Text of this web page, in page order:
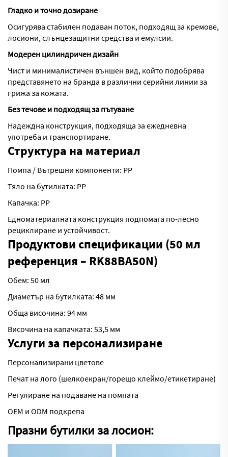
Гладко и точно дозиране
Осигурява стабилен подаван поток, подходящ за кремове,
лосиони, слънцезащитни средства и емулсии.
Модерен цилиндричен дизайн
Чист и минималистичен външен вид, който подобрява
представянето на бранда в различни серийни линии за
грижа за кожата.
Без течове и подходящ за пътуване
Надеждна конструкция, подходяща за ежедневна
употреба и транспортиране.
Структура на материал
Помпа / Вътрешни компоненти: PP
Тяло на бутилката: PP
Капачка: PP
Едноматериалната конструкция подпомага по-лесно
рециклиране и устойчивост.
Продуктови спецификации (50 мл
референция – RK88BA50N)
Обем: 50 мл
Диаметър на бутилката: 48 мм
Обща височина: 94 мм
Височина на капачката: 53,5 мм
Услуги за персонализиране
Персонализирани цветове
Печат на лого (шелкоекран/горещо клеймо/етикетиране)
Регулиране на подаване на помпата
OEM и ODM подкрепа
Празни бутилки за лосион: